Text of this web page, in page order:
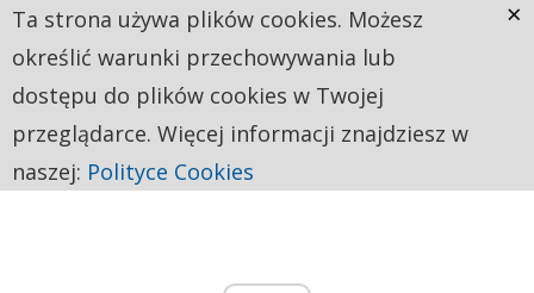
Ta strona używa plików cookies. Możesz
określić warunki przechowywania lub
dostępu do plików cookies w Twojej
przeglądarce. Więcej informacji znajdziesz w
naszej: Polityce Cookies
×